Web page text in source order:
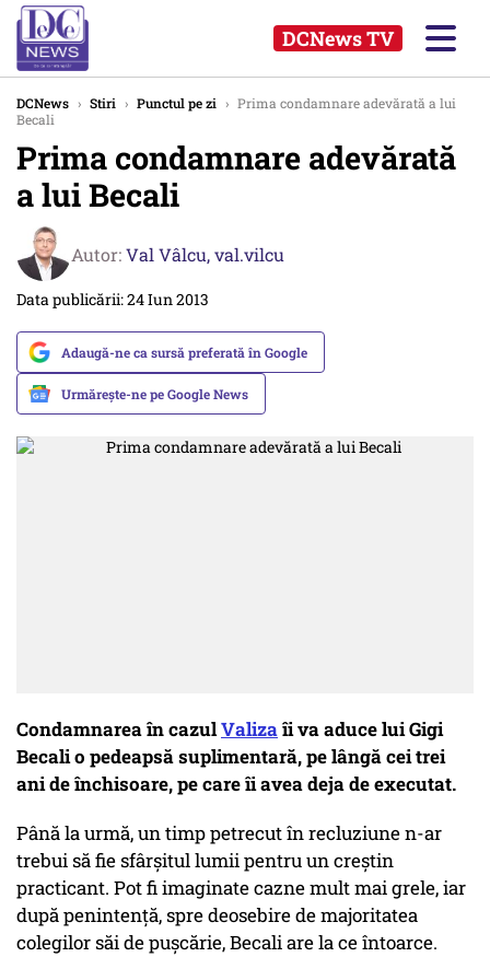
DCNews TV
DCNews › Stiri › Punctul pe zi › Prima condamnare adevărată a lui
Becali
Prima condamnare adevărată
a lui Becali
Autor:Val Vâlcu,val.vilcu
Data publicării: 24 Iun 2013
Adaugă-ne ca sursă preferată în Google
Urmărește-ne pe Google News
Condamnarea în cazulValizaîi va aduce lui Gigi
Becali o pedeapsă suplimentară, pe lângă cei trei
ani de închisoare, pe care îi avea deja de executat.
Până la urmă, un timp petrecut în recluziune n-ar
trebui să fie sfârșitul lumii pentru un creștin
practicant. Pot fi imaginate cazne mult mai grele, iar
după penintență, spre deosebire de majoritatea
colegilor săi de pușcărie, Becali are la ce întoarce.